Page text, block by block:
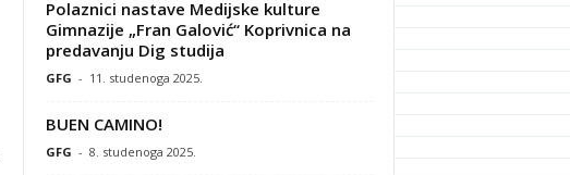
Polaznici nastave Medijske kulture
Gimnazije „Fran Galović“ Koprivnica na
predavanju Dig studija
GFG - 11. studenoga 2025.
BUEN CAMINO!
GFG - 8. studenoga 2025.